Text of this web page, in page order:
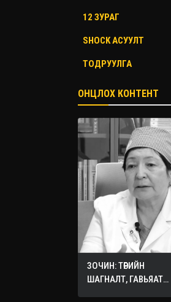
12 ЗУРАГ
SHOCK АСУУЛТ
ТОДРУУЛГА
ОНЦЛОХ КОНТЕНТ
ЗОЧИН: ТӨРИЙН
ШАГНАЛТ, ГАВЬЯАТ